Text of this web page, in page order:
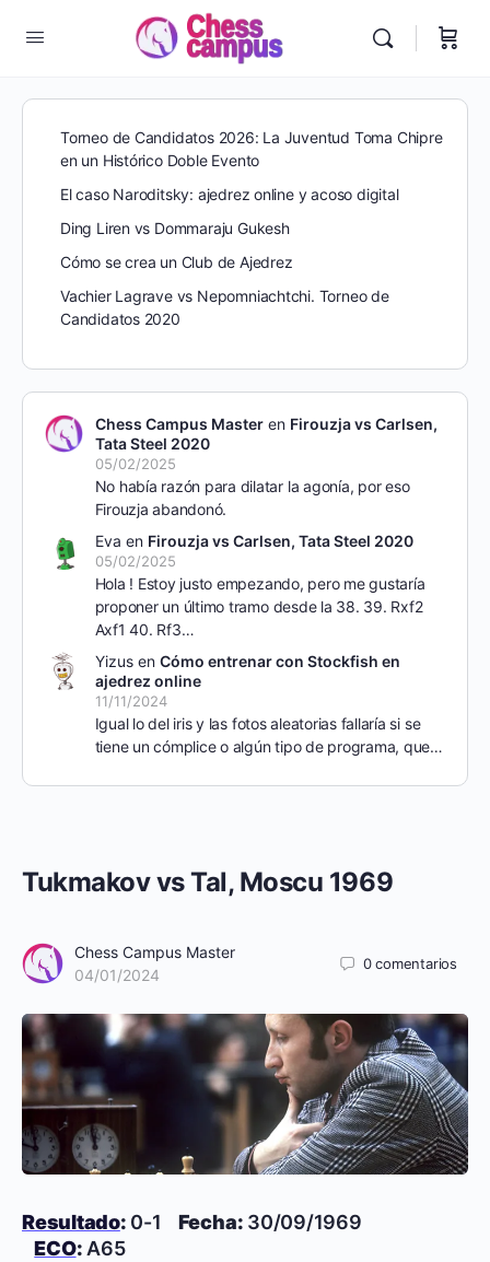
Tukmakov vs Tal, Moscu 1969
Chess Campus Master
04/01/2024
0comentarios
Resultado: 0-1 Fecha: 30/09/1969
ECO: A65
Torneo de Candidatos 2026: La Juventud Toma Chipre
en un Histórico Doble Evento
El caso Naroditsky: ajedrez online y acoso digital
Ding Liren vs Dommaraju Gukesh
Cómo se crea un Club de Ajedrez
Vachier Lagrave vs Nepomniachtchi. Torneo de
Candidatos 2020
Chess Campus Masteren Firouzja vs Carlsen,
Tata Steel 2020
05/02/2025
No había razón para dilatar la agonía, por eso
Firouzja abandonó.
Eva en Firouzja vs Carlsen, Tata Steel 2020
05/02/2025
Hola ! Estoy justo empezando, pero me gustaría
proponer un último tramo desde la 38. 39. Rxf2
Axf1 40. Rf3…
Yizusen Cómo entrenar con Stockfish en
ajedrez online
11/11/2024
Igual lo del iris y las fotos aleatorias fallaría si se
tiene un cómplice o algún tipo de programa, que…